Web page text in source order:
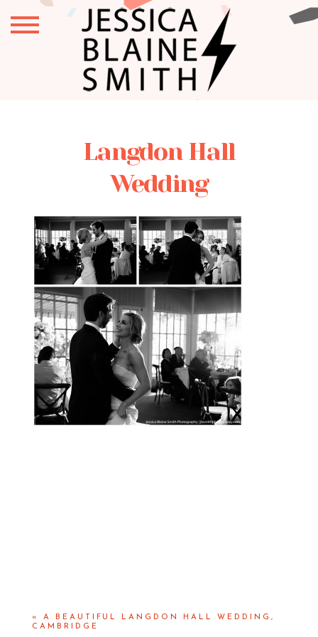
Langdon Hall
Wedding
«
A BEAUTIFUL LANGDON HALL WEDDING,
CAMBRIDGE